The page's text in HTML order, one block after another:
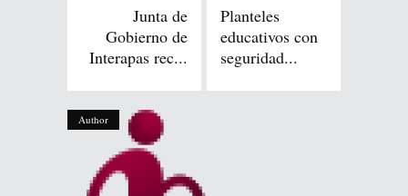
Junta de
Gobierno de
Interapas rec...
Planteles
educativos con
seguridad...
Author